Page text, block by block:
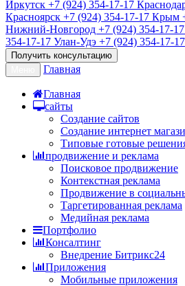
Иркутск +7 (924) 354-17-17
Красноярск +7 (924) 354-17-17 Крым
Нижний-Новгород +7 (924) 354-17-17
354-17-17 Улан-Удэ +7 (924) 354-17-17
Получить консультацию
Главная
Главная
сайты
Создание сайтов
Создание интернет
Типовые готовые
продвижение и реклама
Поисковое продвижение
Контекстная реклама
Продвижение в
Таргетированная реклама
Медийная реклама
Портфолио
Консалтинг
Внедрение Битрикс24
Приложения
Мобильные приложения